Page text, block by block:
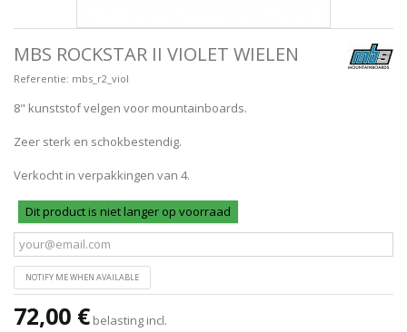
MBS ROCKSTAR II VIOLET WIELEN
Referentie: mbs_r2_viol
8" kunststof velgen voor mountainboards.
Zeer sterk en schokbestendig.
Verkocht in verpakkingen van 4.
Dit product is niet langer op voorraad
NOTIFY ME WHEN AVAILABLE
72,00 € belasting incl.